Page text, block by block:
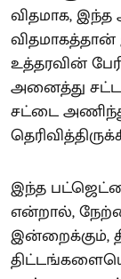
விதமாக, இந்த
உத்தரவின்
அனைத்து
சட்டை
இந்த
என்றால்,
இன்றைக்கும்,